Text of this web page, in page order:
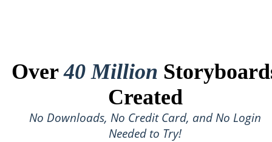
Over40 Million
Created
No Downloads, No Credit Card, and No Login
Needed to Try!